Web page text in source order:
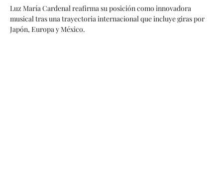
Luz María Cardenal reafirma su posición como innovadora
musical tras una trayectoria internacional que incluye giras por
Japón, Europa y México.